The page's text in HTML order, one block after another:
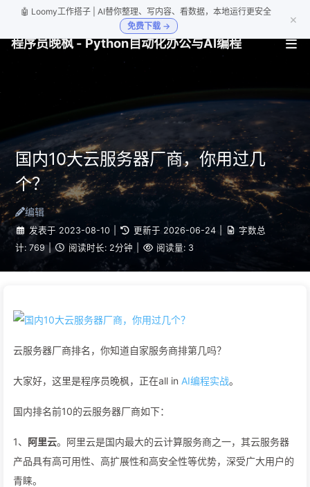
🤖 Loomy工作搭子 | AI替你整理、写内容、看数据，本地运行更安全
免费下载 →
×
程序员晚枫 - Python自动化办公与AI编程
国内10大云服务器厂商，你用过几
个？
编辑
发表于 2023-08-10 更新于 2026-06-24
字数总
计: 769 | 阅读时长: 2分钟 阅读量: 3
云服务器厂商排名，你知道自家服务商排第几吗？
大家好，这里是程序员晚枫，正在all in AI编程实战。
国内排名前10的云服务器厂商如下：
1、 阿里云。阿里云是国内最大的云计算服务商之一，其云服务器
产品具有高可用性、高扩展性和高安全性等优势，深受广大用户的
青睐。